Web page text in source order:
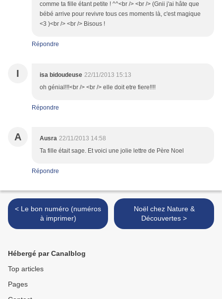
comme ta fille étant petite ! ^^<br /> <br /> (Gnii j'ai hâte que
bébé arrive pour revivre tous ces moments là, c'est magique
<3 )<br /> <br /> Bisous !
Répondre
I isa bidoudeuse 22/11/2013 15:13
oh génial!!!<br /> <br /> elle doit etre fiere!!!!
Répondre
A Ausra 22/11/2013 14:58
Ta fille était sage. Et voici une jolie lettre de Père Noel
Répondre
< Le bon numéro (numéros
à imprimer)
Noël chez Nature &
Découvertes >
Hébergé par Canalblog
Top articles
Pages